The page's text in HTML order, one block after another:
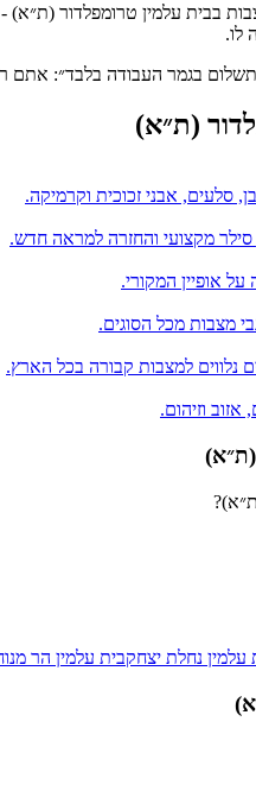
בבית עלמין טרומפלדור (ת״א)
לו.
בגמר העבודה בלבד״:
(ת״א)
סלעים, אבני זכוכית וקרמיקה.
מקצועי והחזרה למראה חדש.
אופיין המקורי.
מצבות מכל הסוגים.
נלווים למצבות קבורה בכל הארץ.
וזיהום.
(ת״א)
עלמין נחלת יצחקבית עלמין הר